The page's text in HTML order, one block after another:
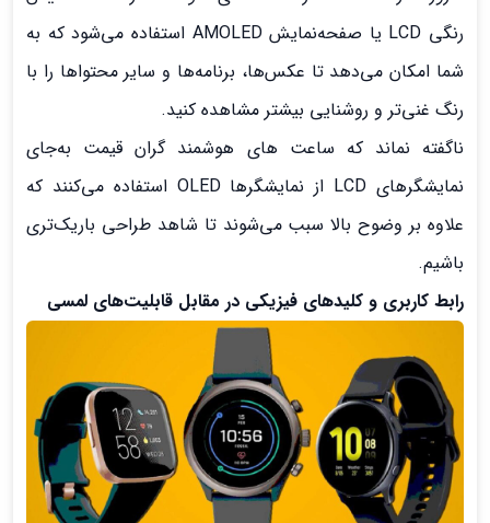
رنگی LCD یا صفحه‌نمایش AMOLED استفاده می‌شود که به
شما امکان می‌دهد تا عکس‌ها، برنامه‌ها و سایر محتواها را با
رنگ غنی‌تر و روشنایی بیشتر مشاهده کنید.
ناگفته نماند که ساعت های هوشمند گران قیمت به‌جای
نمایشگرهای LCD از نمایشگرها OLED استفاده می‌کنند که
علاوه بر وضوح بالا سبب می‌شوند تا شاهد طراحی باریک‌تری
باشیم.
رابط کاربری و کلیدهای فیزیکی در مقابل قابلیت‌های لمسی